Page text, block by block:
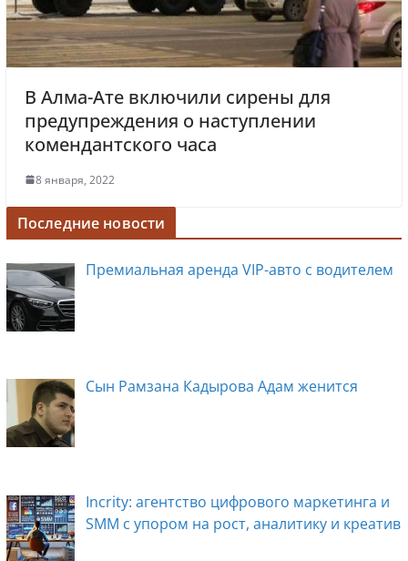
В Алма-Ате включили сирены для
предупреждения о наступлении
комендантского часа
8 января, 2022
Последние новости
Премиальная аренда VIP-авто с водителем
Сын Рамзана Кадырова Адам женится
Incrity: агентство цифрового маркетинга и
SMM с упором на рост, аналитику и креатив